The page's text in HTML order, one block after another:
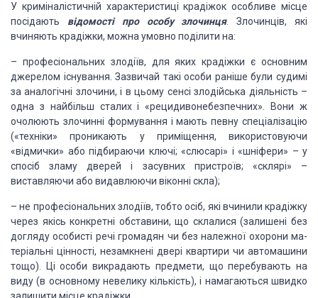
У криміналістичній характеристиці крадіжок особливе місце
посідають відомості про особу злочинця. Злочинців, які
вчиняють крадіжки, можна умовно поділити на:
– професіональних злодіїв, для яких крадіжки є основним
джерелом існування. Зазвичай такі особи раніше були судимі
за аналогічні злочини, і в цьому сенсі злодійська діяльність –
одна з найбільш сталих і «рецидивонебезпечних». Вони ж
очолюють злочинні формування і мають певну спеціалізацію
(«техніки» проникають у приміщення, використовуючи
«відмички» або підбираючи ключі; «слюсарі» і «шніфери» – у
спосіб зламу две­рей і засувних пристроїв; «склярі» –
виставляючи або видавлю­ючи віконні скла);
– не професіональних злодіїв, тобто осіб, які вчинили кра­діжку
через якісь конкретні обставини, що склалися (залишені без
догляду особисті речі громадян чи без належної охорони ма­
теріальні цінності, незамкнені двері квартири чи автомашини
тощо). Ці особи викрадають предмети, що перебувають на
виду (в основному невелику кількість), і намагаються швидко